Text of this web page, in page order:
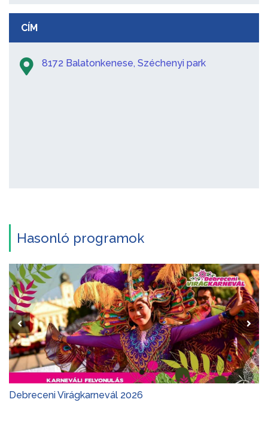
CÍM
8172 Balatonkenese, Széchenyi park
Hasonló programok
Debreceni Virágkarnevál 2026